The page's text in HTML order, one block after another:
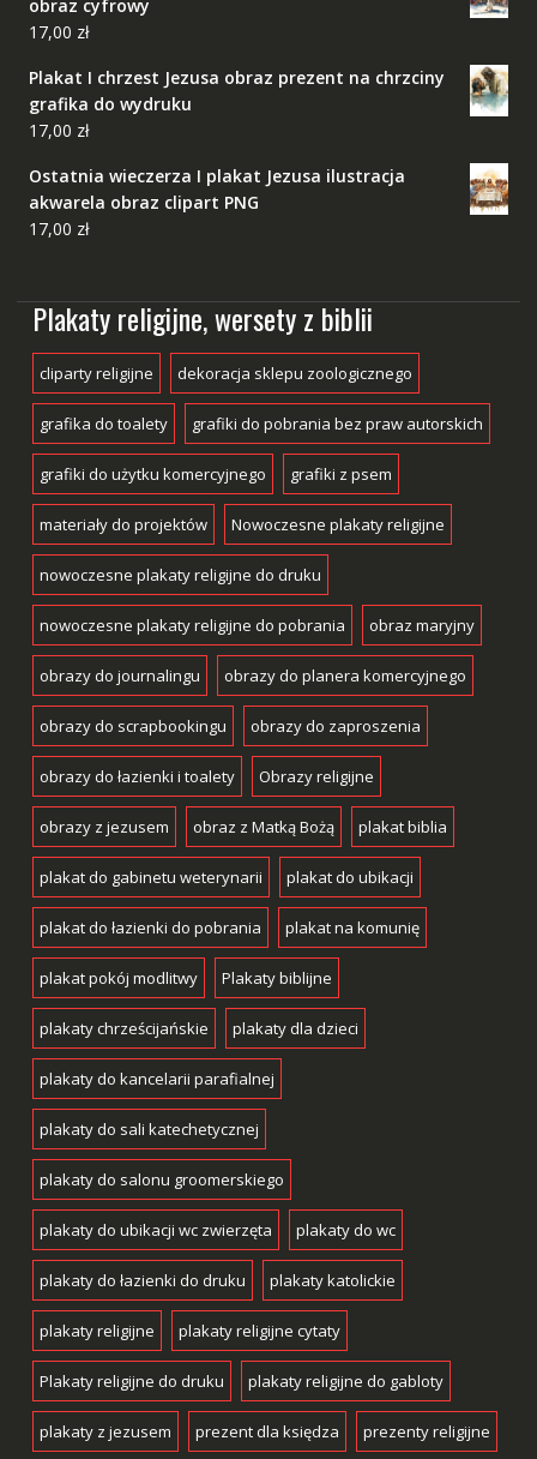
obraz cyfrowy
17,00 zł
Plakat I chrzest Jezusa obraz prezent na chrzciny
grafika do wydruku
17,00 zł
Ostatnia wieczerza I plakat Jezusa ilustracja
akwarela obraz clipart PNG
17,00 zł
Plakaty religijne, wersety z biblii
cliparty religijne dekoracja sklepu zoologicznego
grafika do toalety grafiki do pobrania bez praw autorskich
grafiki do użytku komercyjnego grafiki z psem
materiały do projektów Nowoczesne plakaty religijne
nowoczesne plakaty religijne do druku
nowoczesne plakaty religijne do pobrania obraz maryjny
obrazy do journalingu obrazy do planera komercyjnego
obrazy do scrapbookingu obrazy do zaproszenia
obrazy do łazienki i toalety Obrazy religijne
obrazy z jezusem obraz z Matką Bożą plakat biblia
plakat do gabinetu weterynarii plakat do ubikacji
plakat do łazienki do pobrania plakat na komunię
plakat pokój modlitwy Plakaty biblijne
plakaty chrześcijańskie plakaty dla dzieci
plakaty do kancelarii parafialnej
plakaty do sali katechetycznej
plakaty do salonu groomerskiego
plakaty do ubikacji wc zwierzęta plakaty do wc
plakaty do łazienki do druku plakaty katolickie
plakaty religijne plakaty religijne cytaty
Plakaty religijne do druku plakaty religijne do gabloty
plakaty z jezusem prezent dla księdza prezenty religijne